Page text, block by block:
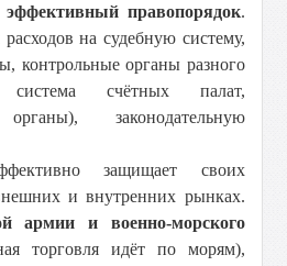
эффективный правопорядок.
на судебную систему,
контрольные органы разного
счётных палат,
законодательную
защищает своих
и внутренних рынках.
армии и военно-морского
торговля идёт по морям),